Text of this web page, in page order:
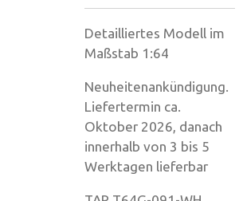
Detailliertes Modell im
Maßstab 1:64
Neuheitenankündigung.
Liefertermin ca.
Oktober 2026, danach
innerhalb von 3 bis 5
Werktagen lieferbar